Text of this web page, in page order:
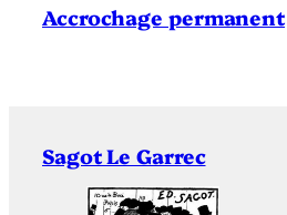
Accrochage permanent
Sagot Le Garrec